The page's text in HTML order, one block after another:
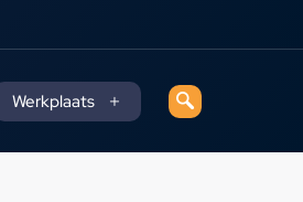
Werkplaats